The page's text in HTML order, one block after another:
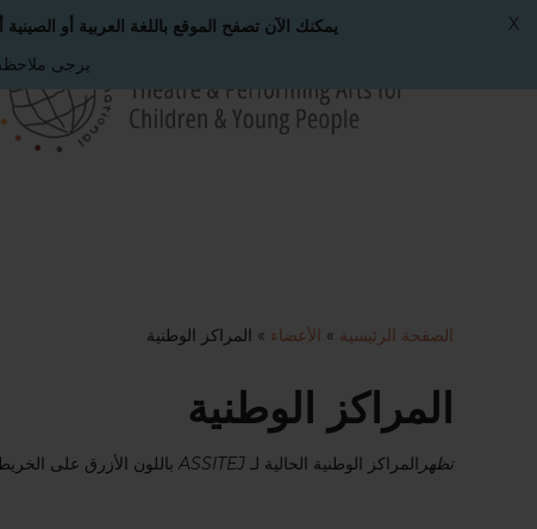
الصفحة الرئيسية » الأعضاء » المراكز الوطنية
المراكز الوطنية
تظهر المراكز الوطنية الحالية لـASSITEJ باللون الأزرق على
يمكنك الآن تصفح الموقع باللغة العربية أو الصينية
يرجى
X